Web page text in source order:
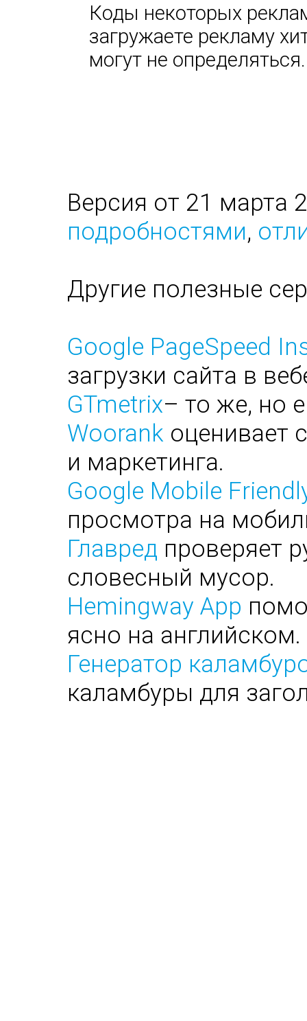
Коды некоторых
загружаете рекламу
могут не определяться.
Версия от 21 марта
подробностями,
Другие полезные
Google PageSpeed
загрузки сайта в
GTmetrix– то же, но
Woorank оценивает
и маркетинга.
Google Mobile
просмотра на
Главред проверяет
словесный мусор.
Hemingway App
ясно на английском.
Генератор
каламбуры для